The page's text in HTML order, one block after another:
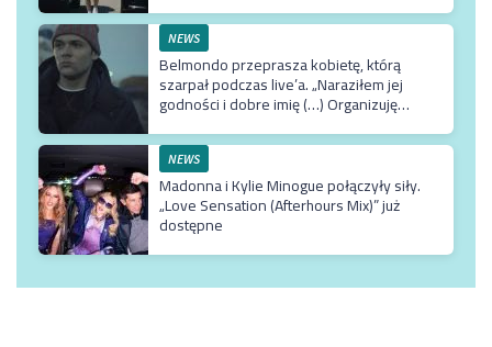
NEWS
Belmondo przeprasza kobietę, którą
szarpał podczas live’a. „Naraziłem jej
godności i dobre imię (…) Organizuję
specjalisty”
NEWS
Madonna i Kylie Minogue połączyły siły.
„Love Sensation (Afterhours Mix)” już
dostępne